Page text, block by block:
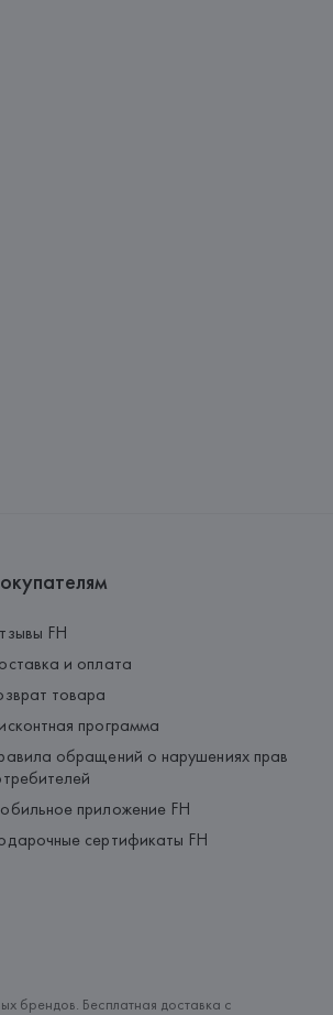
FH
и оплата
товара
программа
обращений о нарушениях прав
приложение FH
сертификаты FH
брендов. Бесплатная доставка с